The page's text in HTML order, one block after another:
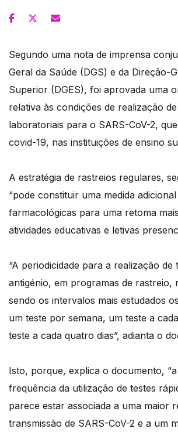
Segundo uma nota de imprensa
Geral da Saúde (DGS) e da Direção-
Superior (DGES), foi aprovada uma
relativa às condições de realização
laboratoriais para o SARS-CoV-2,
covid-19, nas instituições de ensino
A estratégia de rastreios regulares,
“pode constituir uma medida
farmacológicas para uma retoma
atividades educativas e letivas
“A periodicidade para a realização de
antigénio, em programas de rastreio,
sendo os intervalos mais estudados
um teste por semana, um teste a
teste a cada quatro dias”, adianta o
Isto, porque, explica o documento,
frequência da utilização de testes
parece estar associada a uma maior
transmissão de SARS-CoV-2 e a um